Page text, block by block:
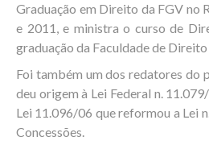
Graduação em Direito da FGV no
e 2011, e ministra o curso de
graduação da Faculdade de Direito
Foi também um dos redatores do
deu origem à Lei Federal n.
Lei 11.096/06 que reformou a Lei
Concessões.